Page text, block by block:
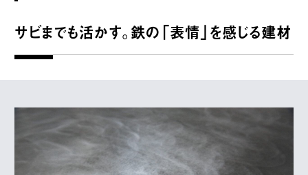
サビまでも活かす。鉄の「表情」を感じる建材